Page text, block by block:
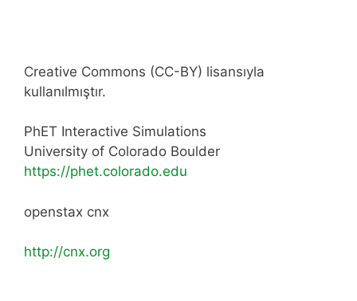
Creative Commons (CC-BY) lisansıyla
kullanılmıştır.
PhET Interactive Simulations
University of Colorado Boulder
https://phet.colorado.edu
openstax cnx
http://cnx.org